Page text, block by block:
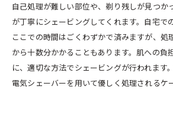
自己処理が難しい部位や、剃り残しが見つか
が丁寧にシェービングしてくれます。自宅で
ここでの時間はごくわずかで済みますが、処
から十数分かかることもあります。肌への負
に、適切な方法でシェービングが行われます
電気シェーバーを用いて優しく処理されるケ